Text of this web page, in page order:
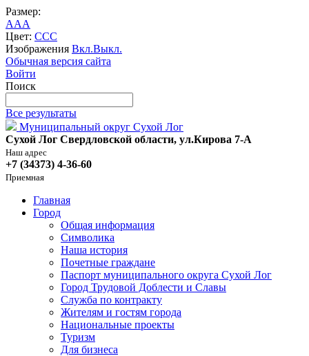
Размер:
AAA
Цвет: CCC
Изображения Вкл.Выкл.
Обычная версия сайта
Войти
Поиск
Все результаты
Муниципальный округ Сухой Лог
Сухой Лог Свердловской области, ул.Кирова 7-А
Наш адрес
+7 (34373) 4-36-60
Приемная
Главная
Город
Общая информация
Символика
Наша история
Почетные граждане
Паспорт муниципального округа Сухой Лог
Город Трудовой Доблести и Славы
Служба по контракту
Жителям и гостям города
Национальные проекты
Туризм
Для бизнеса